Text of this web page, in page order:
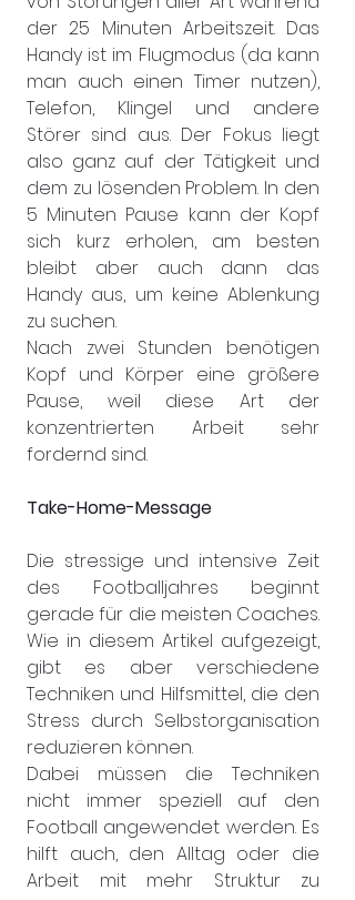
der 25 Minuten Arbeitszeit. Das
Handy ist im Flugmodus (da kann
man auch einen Timer nutzen),
Telefon, Klingel und andere
Störer sind aus. Der Fokus liegt
also ganz auf der Tätigkeit und
dem zu lösenden Problem. In den
5 Minuten Pause kann der Kopf
sich kurz erholen, am besten
bleibt aber auch dann das
Handy aus, um keine Ablenkung
zu suchen.
Nach zwei Stunden benötigen
Kopf und Körper eine größere
Pause, weil diese Art der
konzentrierten Arbeit sehr
fordernd sind.
Take-Home-Message
Die stressige und intensive Zeit
des Footballjahres beginnt
gerade für die meisten Coaches.
Wie in diesem Artikel aufgezeigt,
gibt es aber verschiedene
Techniken und Hilfsmittel, die den
Stress durch Selbstorganisation
reduzieren können.
Dabei müssen die Techniken
nicht immer speziell auf den
Football angewendet werden. Es
hilft auch, den Alltag oder die
Arbeit mit mehr Struktur zu